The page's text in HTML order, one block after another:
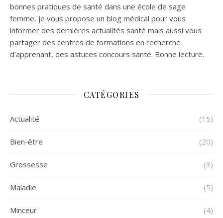
bonnes pratiques de santé dans une école de sage
femme, je vous propose un blog médical pour vous
informer des dernières actualités santé mais aussi vous
partager des centres de formations en recherche
d’apprenant, des astuces concours santé. Bonne lecture.
CATÉGORIES
Actualité (15)
Bien-être (20)
Grossesse (3)
Maladie (5)
Minceur (4)